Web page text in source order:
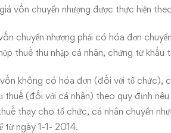
vốn chuyển nhượng được thực hiện
chuyển nhượng phải có hóa đơn
thuế thu nhập cá nhân, chứng từ
không có hóa đơn (đối với tổ chức),
thuế (đối với cá nhân) theo quy định
thay cho tổ chức, cá nhân chuyển
từ ngày 1-1- 2014.